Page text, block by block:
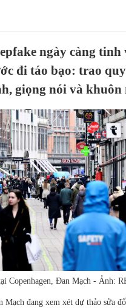
ngày càng
đi táo bạo: trao
giọng nói và khuôn
Copenhagen, Đan Mạch - Ảnh:
Mạch đang xem xét dự thảo sửa